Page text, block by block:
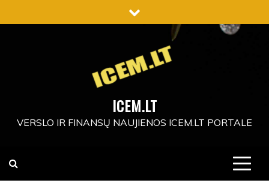
to
ICEM.LT
VERSLO IR FINANSŲ NAUJIENOS ICEM.LT PORTALE